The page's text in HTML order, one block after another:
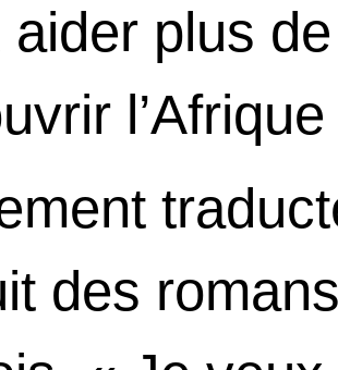
aider plus
des